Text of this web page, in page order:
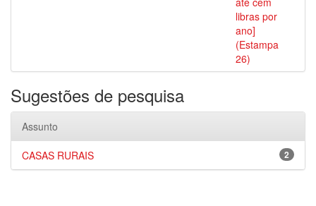
libras por
ano]
(Estampa
26)
Sugestões de pesquisa
Assunto
2
CASAS RURAIS